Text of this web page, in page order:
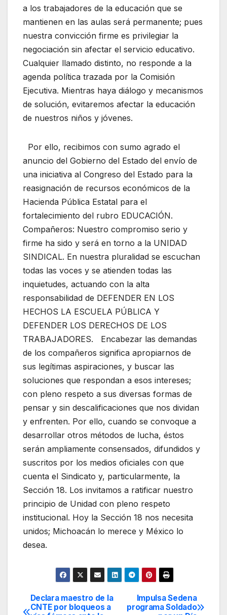
a los trabajadores de la educación que se
mantienen en las aulas será permanente; pues
nuestra convicción firme es privilegiar la
negociación sin afectar el servicio educativo.
Cualquier llamado distinto, no responde a la
agenda política trazada por la Comisión
Ejecutiva. Mientras haya diálogo y mecanismos
de solución, evitaremos afectar la educación
de nuestros niños y jóvenes.
Por ello, recibimos con sumo agrado el
anuncio del Gobierno del Estado del envío de
una iniciativa al Congreso del Estado para la
reasignación de recursos económicos de la
Hacienda Pública Estatal para el
fortalecimiento del rubro EDUCACIÓN.
Compañeros: Nuestro compromiso serio y
firme ha sido y será en torno a la UNIDAD
SINDICAL. En nuestra pluralidad se escuchan
todas las voces y se atienden todas las
inquietudes, actuando con la alta
responsabilidad de DEFENDER EN LOS
HECHOS LA ESCUELA PÚBLICA Y
DEFENDER LOS DERECHOS DE LOS
TRABAJADORES. Encabezar las demandas
de los compañeros significa apropiarnos de
sus legítimas aspiraciones, y buscar las
soluciones que respondan a esos intereses;
con pleno respeto a sus diversas formas de
pensar y sin descalificaciones que nos dividan
y enfrenten. Por ello, cuando se convoque a
desarrollar otros métodos de lucha, éstos
serán ampliamente consensados, difundidos y
suscritos por los medios oficiales con que
cuenta el Sindicato y, particularmente, la
Sección 18. Los invitamos a ratificar nuestro
principio de Unidad con pleno respeto
institucional. Hoy la Sección 18 nos necesita
unidos; Michoacán lo merece y México lo
desea.
Navegación
Impulsa Sedena
programa Soldado
Declara maestro de la
CNTE por bloqueos a